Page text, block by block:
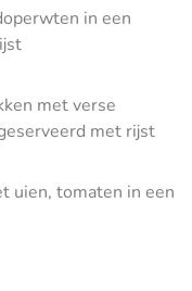
in een
met verse
met rijst
uien, tomaten in een